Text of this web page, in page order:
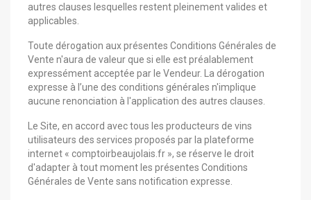
autres clauses lesquelles restent pleinement valides et
applicables.
Toute dérogation aux présentes Conditions Générales de
Vente n'aura de valeur que si elle est préalablement
expressément acceptée par le Vendeur. La dérogation
expresse à l’une des conditions générales n'implique
aucune renonciation à l'application des autres clauses.
Le Site, en accord avec tous les producteurs de vins
utilisateurs des services proposés par la plateforme
internet « comptoirbeaujolais.fr », se réserve le droit
d'adapter à tout moment les présentes Conditions
Générales de Vente sans notification expresse.